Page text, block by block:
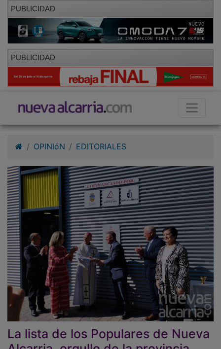
PUBLICIDAD
PUBLICIDAD
La lista de los Populares de Nueva
Alcarria, orgullo de la provincia